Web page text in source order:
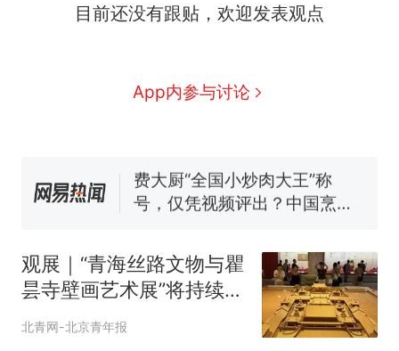
目前还没有跟贴，欢迎发表观点
App内参与讨论
人生
新 制裁瓜子饺子，美国怕什
协会回应
男子上山采菌偶然发现鸡枞菌
窝，原地守1天等它长大：挖了
回大海 目击者直呼震惊 （视频
来源：参考消息）
笔试第一被第二名传话劝弃考
官方通报
那个在床头放菜刀的女孩，
观展｜“青海丝路文物与瞿
昙寺壁画艺术展”将持续至
8月31日
北青网-北京青年报